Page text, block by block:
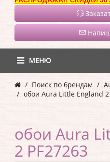
МЕНЮ
Поиск по брендам
обои Aura Little England 2
обои Aura
2 PF27263